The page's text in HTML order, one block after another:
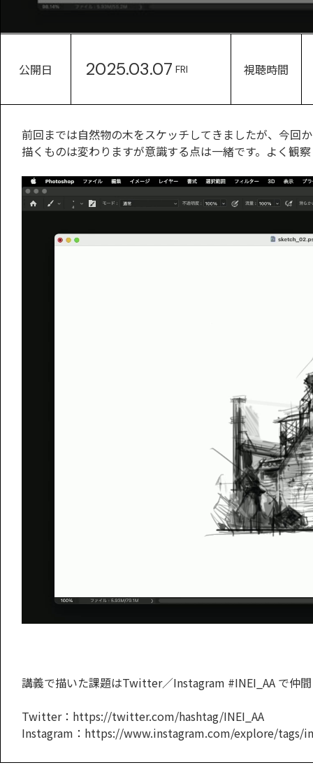
公開日 2025.03.07 FRI 視聴時間
前回までは自然物の木をスケッチしてきましたが、今回
描くものは変わりますが意識する点は一緒です。よく観
講義で描いた課題はTwitter／Instagram #INEI_AA で仲
Twitter：https://twitter.com/hashtag/INEI_AA
Instagram：https://www.instagram.com/explore/tags/